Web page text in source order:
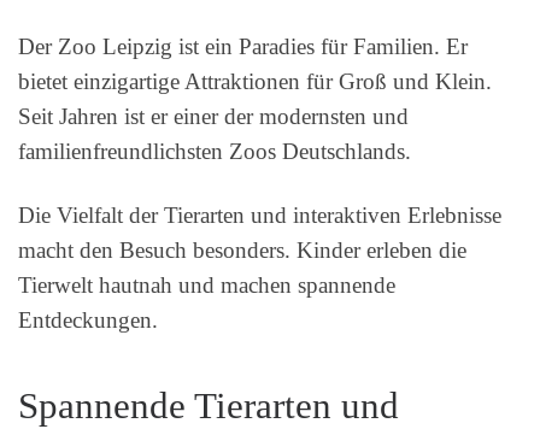
Der Zoo Leipzig ist ein Paradies für Familien. Er
bietet einzigartige Attraktionen für Groß und Klein.
Seit Jahren ist er einer der modernsten und
familienfreundlichsten Zoos Deutschlands.
Die Vielfalt der Tierarten und interaktiven Erlebnisse
macht den Besuch besonders. Kinder erleben die
Tierwelt hautnah und machen spannende
Entdeckungen.
Spannende Tierarten und